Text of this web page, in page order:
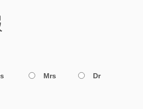
Mrs Dr